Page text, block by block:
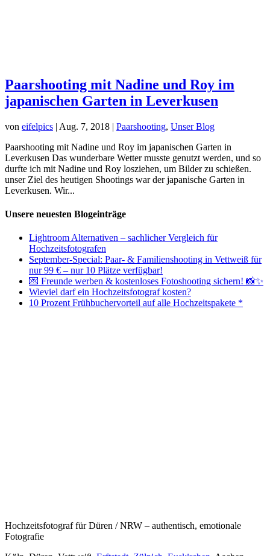
Paarshooting mit Nadine und Roy im
japanischen Garten in Leverkusen
von eifelpics | Aug. 7, 2018 | Paarshooting, Unser Blog
Paarshooting mit Nadine und Roy im japanischen Garten in
Leverkusen Das wunderbare Wetter musste genutzt werden, und so
durfte ich mit Nadine und Roy losziehen, um Bilder zu schießen.
unser Ziel des heutigen Shootings war der japanische Garten in
Leverkusen. Wir...
Unsere neuesten Blogeinträge
Lightroom Alternativen – sachlicher Vergleich für
Hochzeitsfotografen
September-Special: Paar- & Familienshooting in Vettweiß für
nur 99 € – nur 10 Plätze verfügbar!
💌 Freunde werben & kostenloses Fotoshooting sichern! 📸✨
Wieviel darf ein Hochzeitsfotograf kosten?
10 Prozent Frühbuchervorteil auf alle Hochzeitspakete *
Hochzeitsfotograf für Düren / NRW – authentisch, emotionale
Fotografie